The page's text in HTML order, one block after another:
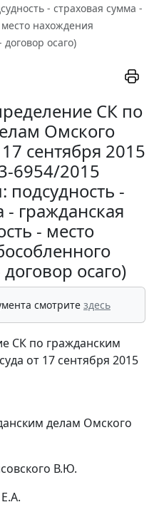
- страховая сумма -
место нахождения
осаго)
СК по
Омского
сентября 2015
6954/2015
-
- гражданская
- место
осаго)
смотрите здесь
СК по гражданским
от 17 сентября 2015
делам Омского
В.Ю.